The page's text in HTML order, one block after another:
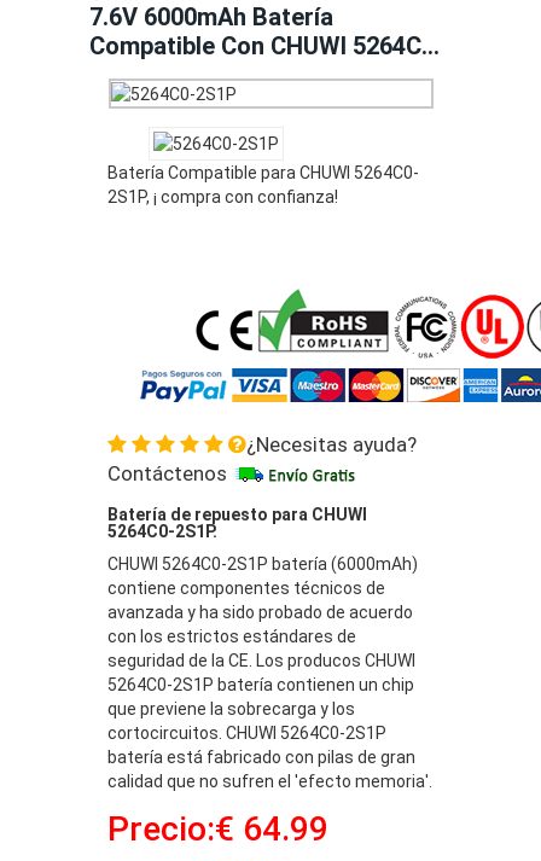
7.6V 6000mAh Batería
Compatible Con CHUWI 5264C0-
2S1P
Batería Compatible para CHUWI 5264C0-
2S1P, ¡ compra con confianza!
¿Necesitas ayuda?
Contáctenos
Batería de repuesto para CHUWI
5264C0-2S1P.
CHUWI 5264C0-2S1P batería (6000mAh)
contiene componentes técnicos de
avanzada y ha sido probado de acuerdo
con los estrictos estándares de
seguridad de la CE. Los producos CHUWI
5264C0-2S1P batería contienen un chip
que previene la sobrecarga y los
cortocircuitos. CHUWI 5264C0-2S1P
batería está fabricado con pilas de gran
calidad que no sufren el 'efecto memoria'.
Precio:€ 64.99